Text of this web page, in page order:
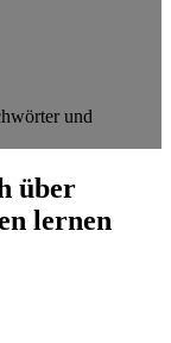
und
über
lernen